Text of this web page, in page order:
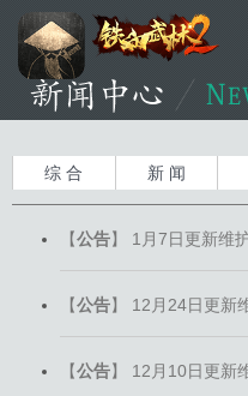
综 合 新 闻
【公告】 1月7日更新维
【公告】 12月24日更新
【公告】 12月10日更新
资讯
活动
论坛